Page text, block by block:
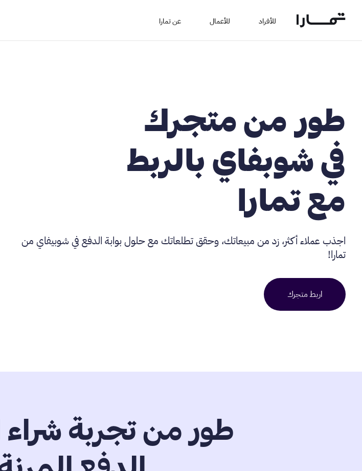
للأفراد للأعمال عن تمارا
طور من متجرك
في شوبفاي بالربط
مع تمارا
اجذب عملاء أكثر، زد من مبيعاتك، وحقق تطلعاتك مع حلول بوابة الدفع في شوبيفاي من
تمارا!
اربط متجرك
طور من تجربة